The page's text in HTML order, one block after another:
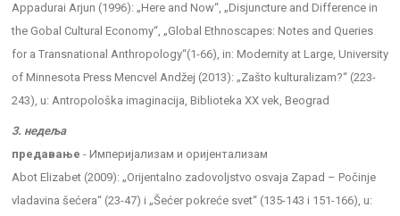
Appadurai Arjun (1996): „Here and Now“, „Disjuncture and Difference in
the Gobal Cultural Economy“, „Global Ethnoscapes: Notes and Queries
for a Transnational Anthropology“(1-66), in: Modernity at Large, University
of Minnesota Press Mencvel Andžej (2013): „Zašto kulturalizam?“ (223-
243), u: Antropološka imaginacija, Biblioteka XX vek, Beograd
3. недеља
предавање - Империјализам и оријентализам
Abot Elizabet (2009): „Orijentalno zadovolјstvo osvaja Zapad – Počinje
vladavina šećera“ (23-47) i „Šećer pokreće svet“ (135-143 i 151-166), u: